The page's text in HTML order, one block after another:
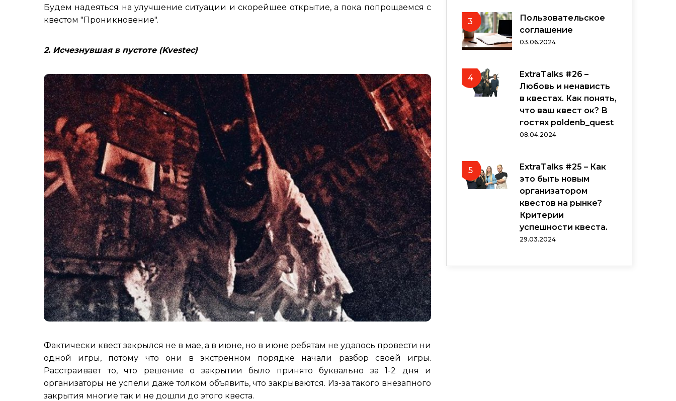
Будем надеяться на улучшение ситуации и скорейшее открытие, а пока попрощаемся с
квестом "Проникновение".
2. Исчезнувшая в пустоте (Kvestec)
Фактически квест закрылся не в мае, а в июне, но в июне ребятам не удалось провести ни
одной игры, потому что они в экстренном порядке начали разбор своей игры.
Расстраивает то, что решение о закрытии было принято буквально за 1-2 дня и
организаторы не успели даже толком объявить, что закрываются. Из-за такого внезапного
закрытия многие так и не дошли до этого квеста.
3
Пользовательское
соглашение
03.06.2024
4
ExtraTalks #26 –
Любовь и ненависть
в квестах. Как понять,
что ваш квест ок? В
гостях poldenb_quest
08.04.2024
5
ExtraTalks #25 – Как
это быть новым
организатором
квестов на рынке?
Критерии
успешности квеста.
29.03.2024